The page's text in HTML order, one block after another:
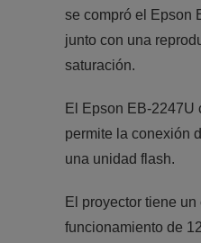
se compró el Epson
junto con una
saturación.
El Epson EB-2247U
permite la conexión
una unidad flash.
El proyector tiene
funcionamiento de